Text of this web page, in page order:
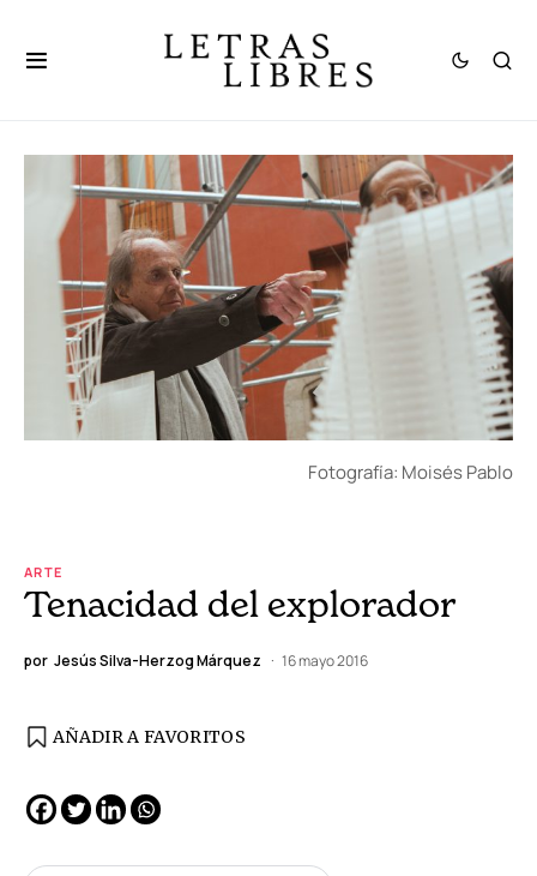
Fotografía: Moisés Pablo
ARTE
Tenacidad del explorador
por Jesús Silva-Herzog Márquez 16 mayo 2016
AÑADIR A FAVORITOS